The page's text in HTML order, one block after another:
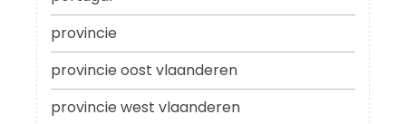
provincie
provincie oost vlaanderen
provincie west vlaanderen